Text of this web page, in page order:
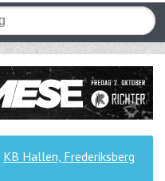
KB Hallen, Frederiksberg